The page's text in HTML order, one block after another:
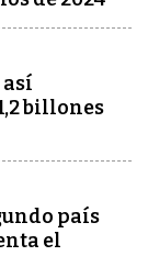
así
billones
país
el